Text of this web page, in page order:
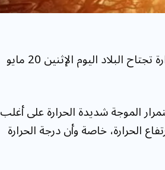
شديدة الحرارة تجتاح البلاد اليوم الإثنين 20 مايو
الموجة شديدة الحرارة على أغلب
الحرارة، خاصة وأن درجة الحرارة